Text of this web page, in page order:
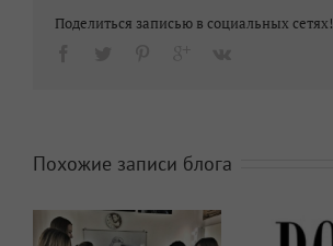
Поделиться записью в социальных сетях!
Похожие записи блога